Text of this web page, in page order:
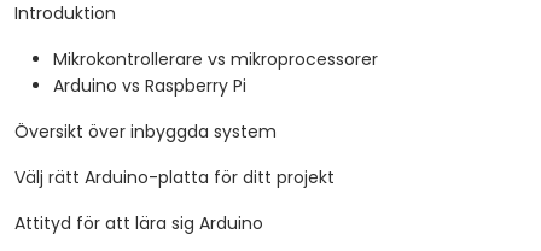
kontakta oss för att ordna.
Introduktion
Mikrokontrollerare vs mikroprocessorer
Arduino vs Raspberry Pi
Översikt över inbyggda system
Välj rätt Arduino-platta för ditt projekt
Attityd för att lära sig Arduino